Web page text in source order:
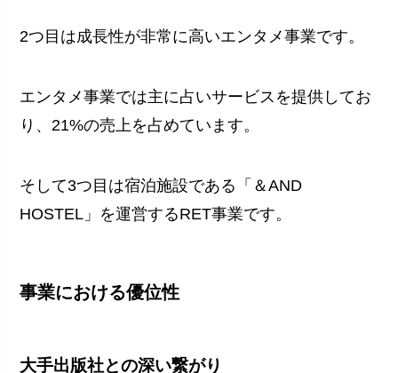
2つ目は成長性が非常に高いエンタメ事業です。
エンタメ事業では主に占いサービスを提供してお
り、21%の売上を占めています。
そして3つ目は宿泊施設である「＆AND
HOSTEL」を運営するRET事業です。
事業における優位性
大手出版社との深い繋がり